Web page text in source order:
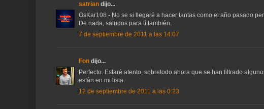
satrian dijo...
OsKar108 - No se si llegaré a hacer tantas como el año pasado
De nada, saludos para tí también.
7 de septiembre de 2011 a las 14:07
Fon dijo...
Perfecto. Estaré atento, sobretodo ahora que se han filtrado
están en mi lista.
12 de septiembre de 2011 a las 0:23